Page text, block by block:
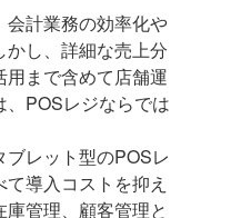
会計業務の効率化や
し、詳細な売上分
まで含めて店舗運
POSレジならでは
レット型のPOSレ
導入コストを抑え
管理、顧客管理と